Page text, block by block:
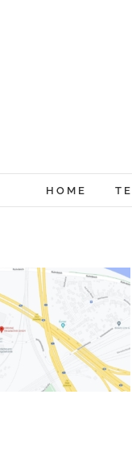
HOME